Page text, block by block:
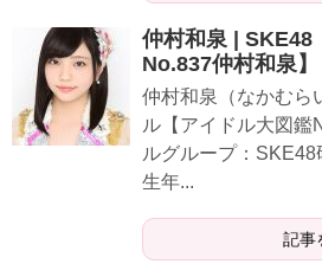
仲村和泉 | SKE48
No.837仲村和泉】
仲村和泉（なかむら
ル【アイドル大図鑑
ルグループ：
生年...
記事